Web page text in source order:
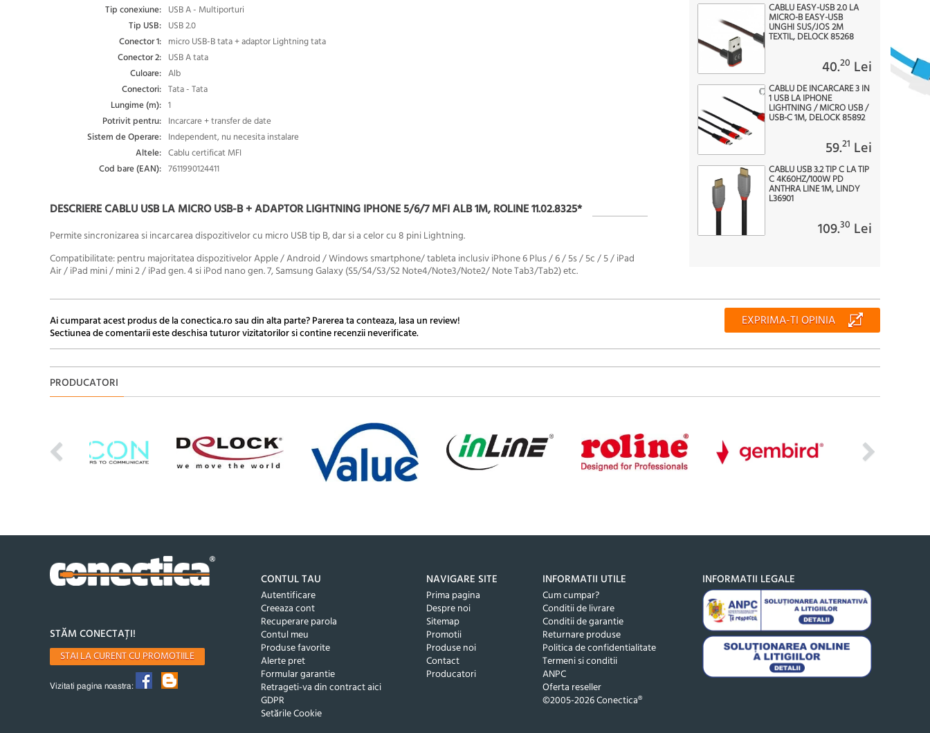
Tip conexiune: USB A - Multiporturi
Tip USB: USB 2.0
Conector 1: micro USB-B tata + adaptor Lightning tata
Conector 2: USB A tata
Culoare: Alb
Conectori: Tata - Tata
Lungime (m): 1
Potrivit pentru: Incarcare + transfer de date
Sistem de Operare: Independent, nu necesita instalare
Altele: Cablu certificat MFI
Cod bare (EAN): 7611990124411
DESCRIERE CABLU USB LA MICRO USB-B + ADAPTOR LIGHTNING IPHONE 5/6/7 MFI ALB 1M, ROLINE 11.02.8325*
Permite sincronizarea si incarcarea dispozitivelor cu micro USB tip B, dar si a celor cu 8 pini Lightning.
Compatibilitate:pentru majoritatea dispozitivelor Apple / Android / Windows smartphone/ tableta inclusiv iPhone 6 Plus / 6 / 5s / 5c / 5 / iPad
Air / iPad mini / mini 2 / iPad gen. 4 si iPod nano gen. 7, Samsung Galaxy (S5/S4/S3/S2 Note4/Note3/Note2/ Note Tab3/Tab2) etc.
CABLU EASY-USB 2.0 LA
MICRO-B EASY-USB
UNGHI SUS/JOS 2M
TEXTIL, DELOCK 85268
40.20 Lei
CABLU DE INCARCARE 3 IN
1 USB LA IPHONE
LIGHTNING / MICRO USB /
USB-C 1M, DELOCK 85892
59.21 Lei
CABLU USB 3.2 TIP C LA TIP
C 4K60HZ/100W PD
ANTHRA LINE 1M, LINDY
L36901
109.30 Lei
Ai cumparat acest produs de la conectica.ro sau din alta parte? Parerea ta conteaza, lasa un review!
Sectiunea de comentarii este deschisa tuturor vizitatorilor si contine recenzii neverificate.
EXPRIMA-TI OPINIA
PRODUCATORI
STĂM CONECTAȚI!
STAI LA CURENT CU PROMOTIILE
Vizitati pagina noastra:
CONTUL TAU
Autentificare
Creeaza cont
Recuperare parola
Contul meu
Produse favorite
Alerte pret
Formular garantie
Retrageti-va din contract aici
GDPR
Setările Cookie
NAVIGARE SITE
Prima pagina
Despre noi
Sitemap
Promotii
Produse noi
Contact
Producatori
INFORMATII UTILE
Cum cumpar?
Conditii de livrare
Conditii de garantie
Returnare produse
Politica de confidentialitate
Termeni si conditii
ANPC
Oferta reseller
©2005-2026 Conectica®
INFORMATII LEGALE